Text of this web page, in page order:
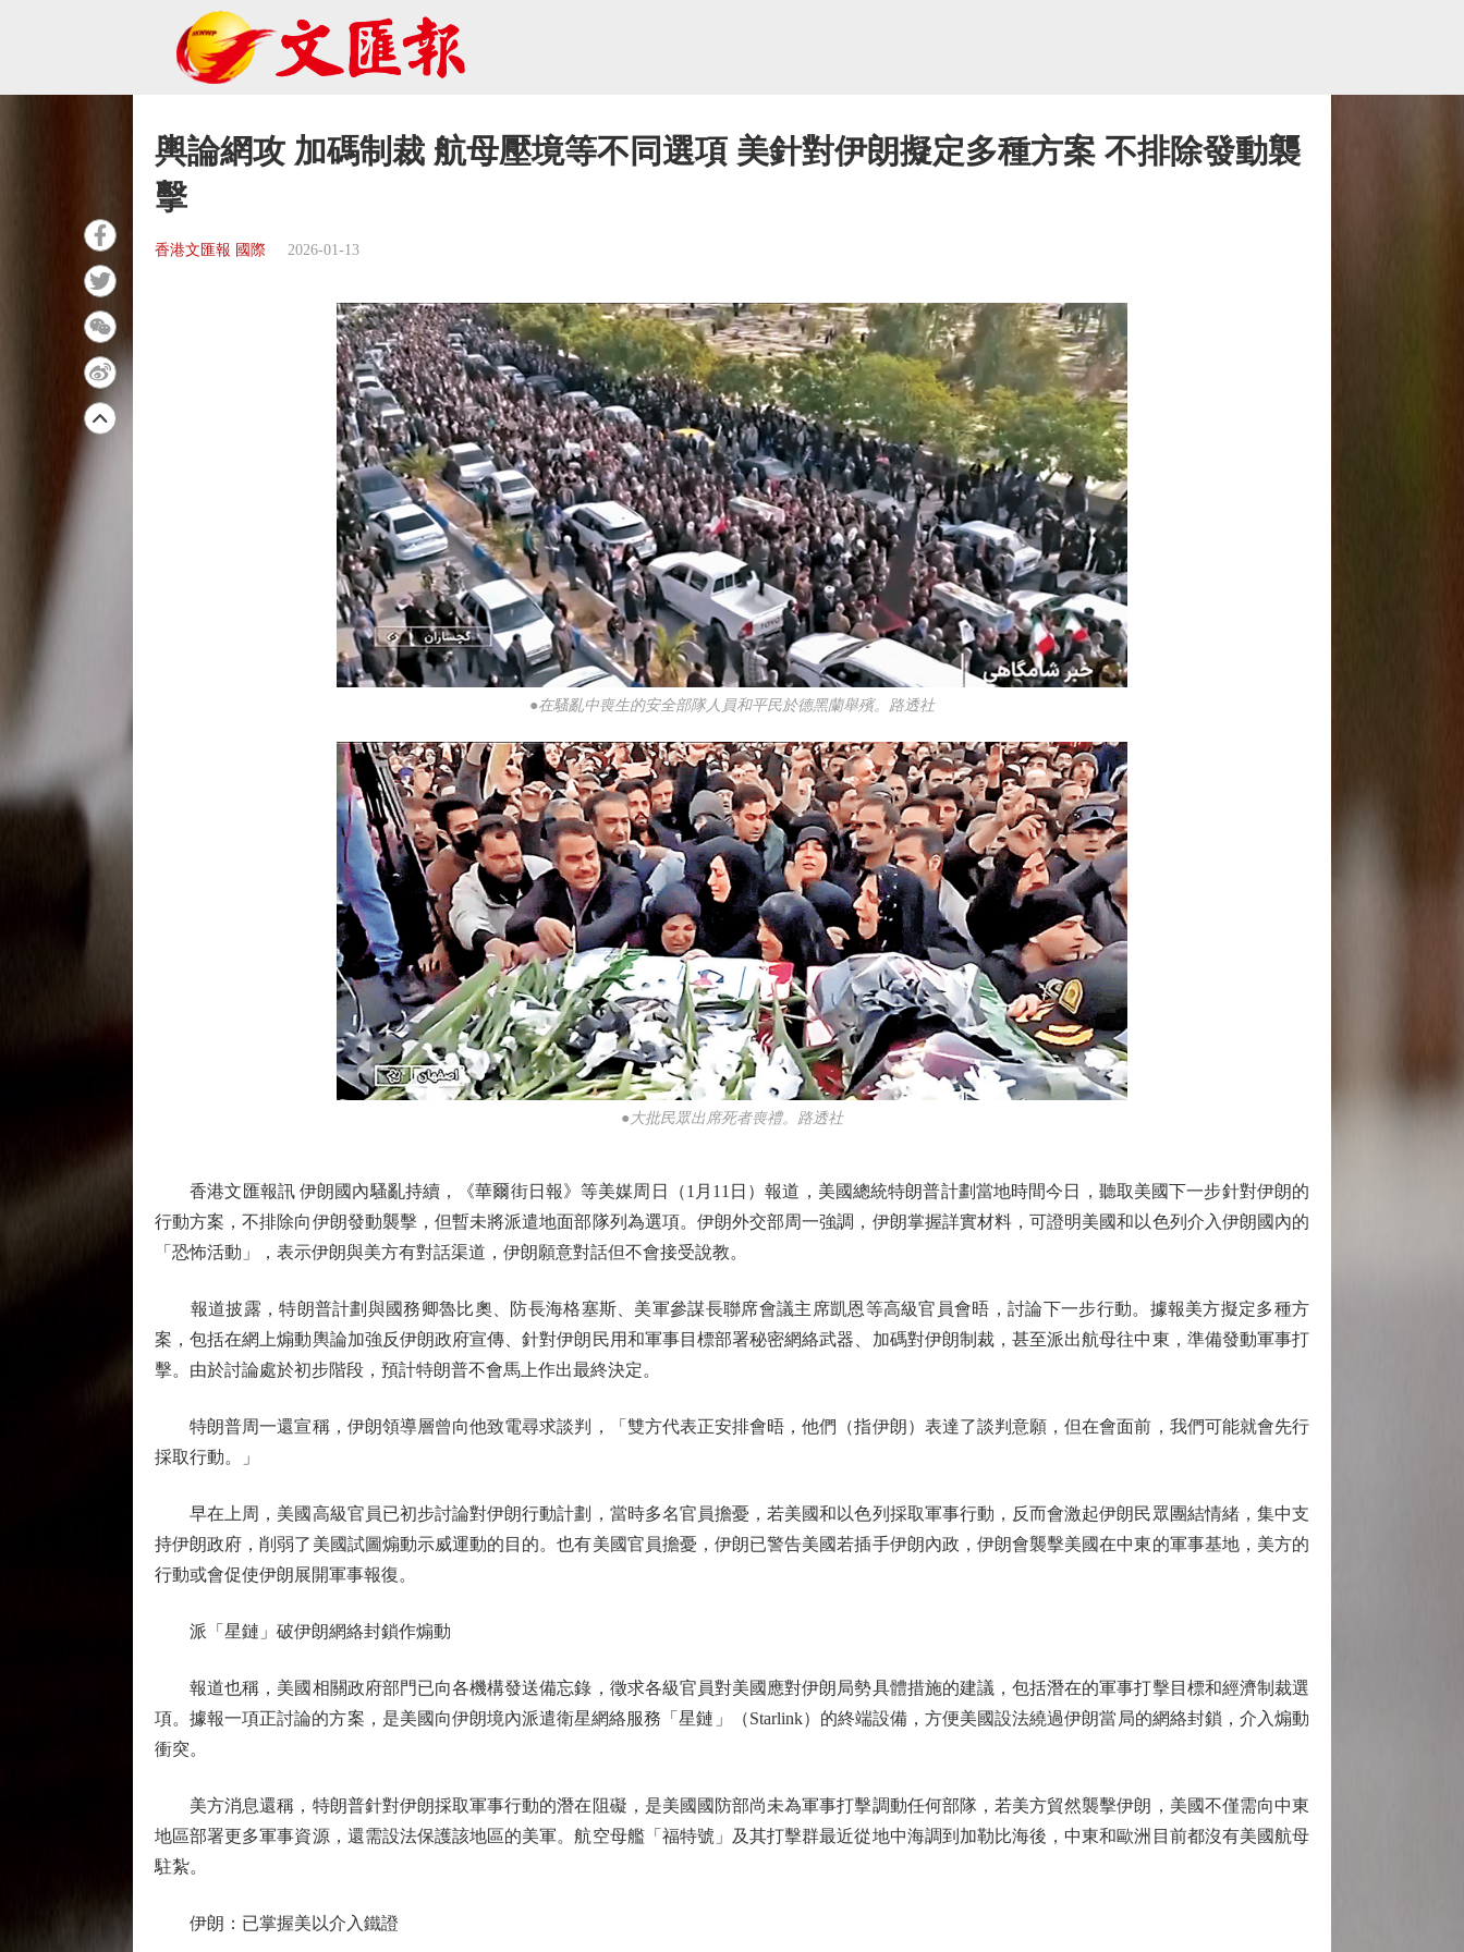
輿論網攻 加碼制裁 航母壓境等不同選項 美針對伊朗擬定多種方案 不排除發動襲
擊
香港文匯報 國際 2026-01-13
●在騷亂中喪生的安全部隊人員和平民於德黑蘭舉殯。路透社
●大批民眾出席死者喪禮。路透社
香港文匯報訊 伊朗國內騷亂持續，《華爾街日報》等美媒周日（1月11日）報道，美國總統特朗普計劃當地時間今日，聽取美國下一步針對伊朗的
行動方案，不排除向伊朗發動襲擊，但暫未將派遣地面部隊列為選項。伊朗外交部周一強調，伊朗掌握詳實材料，可證明美國和以色列介入伊朗國內的
「恐怖活動」，表示伊朗與美方有對話渠道，伊朗願意對話但不會接受說教。
報道披露，特朗普計劃與國務卿魯比奧、防長海格塞斯、美軍參謀長聯席會議主席凱恩等高級官員會晤，討論下一步行動。據報美方擬定多種方
案，包括在網上煽動輿論加強反伊朗政府宣傳、針對伊朗民用和軍事目標部署秘密網絡武器、加碼對伊朗制裁，甚至派出航母往中東，準備發動軍事打
擊。由於討論處於初步階段，預計特朗普不會馬上作出最終決定。
特朗普周一還宣稱，伊朗領導層曾向他致電尋求談判，「雙方代表正安排會晤，他們（指伊朗）表達了談判意願，但在會面前，我們可能就會先行
採取行動。」
早在上周，美國高級官員已初步討論對伊朗行動計劃，當時多名官員擔憂，若美國和以色列採取軍事行動，反而會激起伊朗民眾團結情緒，集中支
持伊朗政府，削弱了美國試圖煽動示威運動的目的。也有美國官員擔憂，伊朗已警告美國若插手伊朗內政，伊朗會襲擊美國在中東的軍事基地，美方的
行動或會促使伊朗展開軍事報復。
派「星鏈」破伊朗網絡封鎖作煽動
報道也稱，美國相關政府部門已向各機構發送備忘錄，徵求各級官員對美國應對伊朗局勢具體措施的建議，包括潛在的軍事打擊目標和經濟制裁選
項。據報一項正討論的方案，是美國向伊朗境內派遣衛星網絡服務「星鏈」（Starlink）的終端設備，方便美國設法繞過伊朗當局的網絡封鎖，介入煽動
衝突。
美方消息還稱，特朗普針對伊朗採取軍事行動的潛在阻礙，是美國國防部尚未為軍事打擊調動任何部隊，若美方貿然襲擊伊朗，美國不僅需向中東
地區部署更多軍事資源，還需設法保護該地區的美軍。航空母艦「福特號」及其打擊群最近從地中海調到加勒比海後，中東和歐洲目前都沒有美國航母
駐紮。
伊朗：已掌握美以介入鐵證